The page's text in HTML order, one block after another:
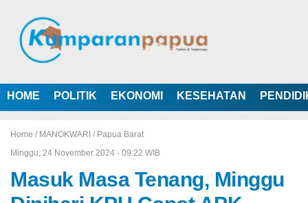
HOME POLITIK EKONOMI KESEHATAN
Home / MANOKWARI / Papua Barat
Minggu, 24 November 2024 - 09:22 WIB
Masuk Masa Tenang, Minggu